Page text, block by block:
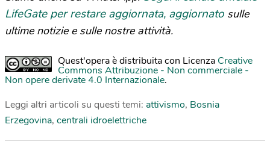
LifeGate per restare aggiornata, aggiornato sulle
ultime notizie e sulle nostre attività.
Quest'opera è distribuita con Licenza Creative
Commons Attribuzione - Non commerciale -
Non opere derivate 4.0 Internazionale.
Leggi altri articoli su questi temi: attivismo, Bosnia
Erzegovina, centrali idroelettriche